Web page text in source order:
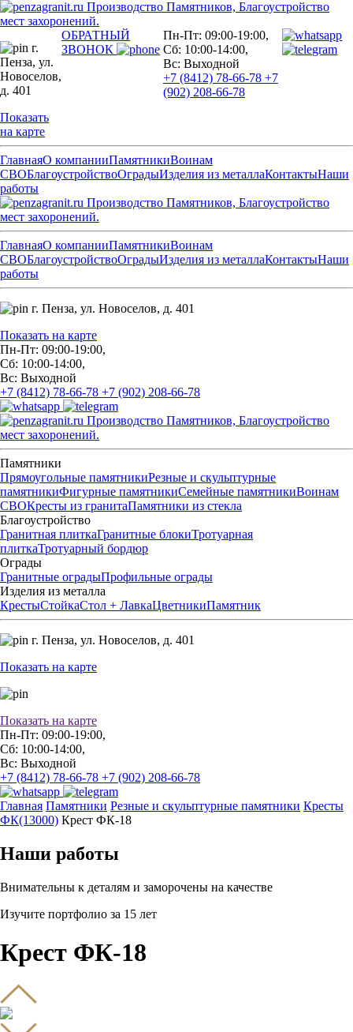
Производство Памятников, Благоустройство
мест захоронений.
г.
Пенза, ул.
Новоселов,
д. 401
Показать
на карте
ОБРАТНЫЙ
ЗВОНОК
Пн-Пт: 09:00-19:00,
Сб: 10:00-14:00,
Вс: Выходной
+7 (8412) 78-66-78 +7
(902) 208-66-78
ГлавнаяО компанииПамятникиВоинам
СВОБлагоустройствоОградыИзделия из металлаКонтактыНаши
работы
Производство Памятников, Благоустройство
мест захоронений.
ГлавнаяО компанииПамятникиВоинам
СВОБлагоустройствоОградыИзделия из металлаКонтактыНаши
работы
г. Пенза, ул. Новоселов, д. 401
Показать на карте
Пн-Пт: 09:00-19:00,
Сб: 10:00-14:00,
Вс: Выходной
+7 (8412) 78-66-78 +7 (902) 208-66-78
Производство Памятников, Благоустройство
мест захоронений.
Памятники
Прямоугольные памятникиРезные и скульптурные
памятникиФигурные памятникиСемейные памятникиВоинам
СВОКресты из гранитаПамятники из стекла
Благоустройство
Гранитная плиткаГранитные блокиТротуарная
плиткаТротуарный бордюр
Ограды
Гранитные оградыПрофильные ограды
Изделия из металла
КрестыСтойкаСтол + ЛавкаЦветникиПамятник
г. Пенза, ул. Новоселов, д. 401
Показать на карте
Показать на карте
Пн-Пт: 09:00-19:00,
Сб: 10:00-14:00,
Вс: Выходной
+7 (8412) 78-66-78 +7 (902) 208-66-78
Главная Памятники Резные и скульптурные памятники Кресты
ФК(13000) Крест ФК-18
Наши работы
Внимательны к деталям и заморочены на качестве
Изучите портфолио за 15 лет
Крест ФК-18